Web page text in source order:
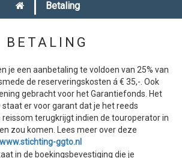
| Betaling
BETALING
je een aanbetaling te voldoen van 25% van
de reserveringskosten á € 35,-. Ook
gebracht voor het Garantiefonds. Het
staat er voor garant dat je het reeds
reissom terugkrijgt indien de touroperator in
zou komen. Lees meer over deze
www.stichting-ggto.nl
in de boekingsbevestiging die je